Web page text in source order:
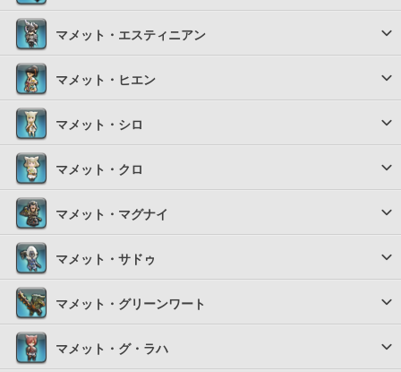
マメット・エスティニアン
マメット・ヒエン
マメット・シロ
マメット・クロ
マメット・マグナイ
マメット・サドゥ
マメット・グリーンワート
マメット・グ・ラハ